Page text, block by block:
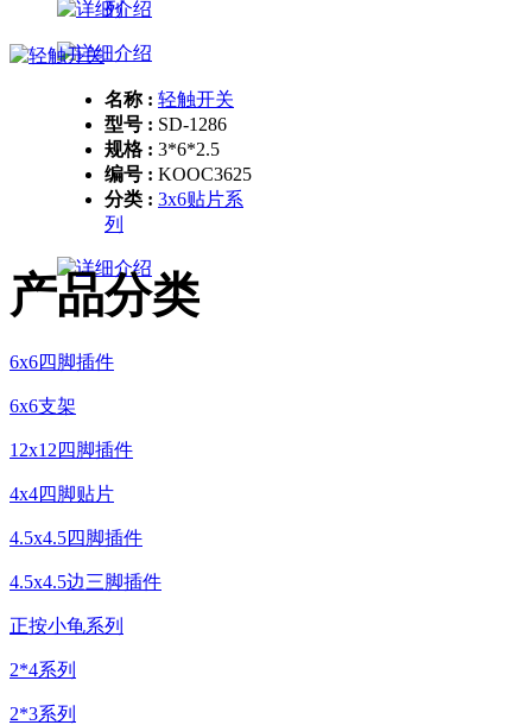
列
名称 : 轻触开关
型号 : SD-1286
规格 : 3*6*2.5
编号 : KOOC3625
分类 : 3x6贴片系
列
产品分类
6x6四脚插件
6x6支架
12x12四脚插件
4x4四脚贴片
4.5x4.5四脚插件
4.5x4.5边三脚插件
正按小龟系列
2*4系列
2*3系列